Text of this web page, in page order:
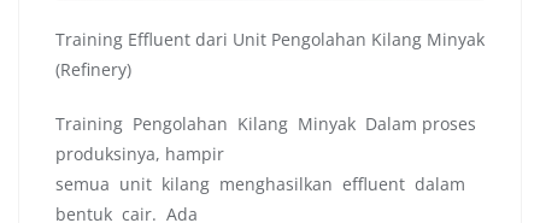
Training Effluent dari Unit Pengolahan Kilang Minyak
(Refinery)
Training Pengolahan Kilang Minyak Dalam proses
produksinya, hampir
semua unit kilang menghasilkan effluent dalam
bentuk cair. Ada